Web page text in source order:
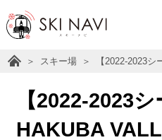
スキー場 【2022-2023
【2022-2023シ
HAKUBA